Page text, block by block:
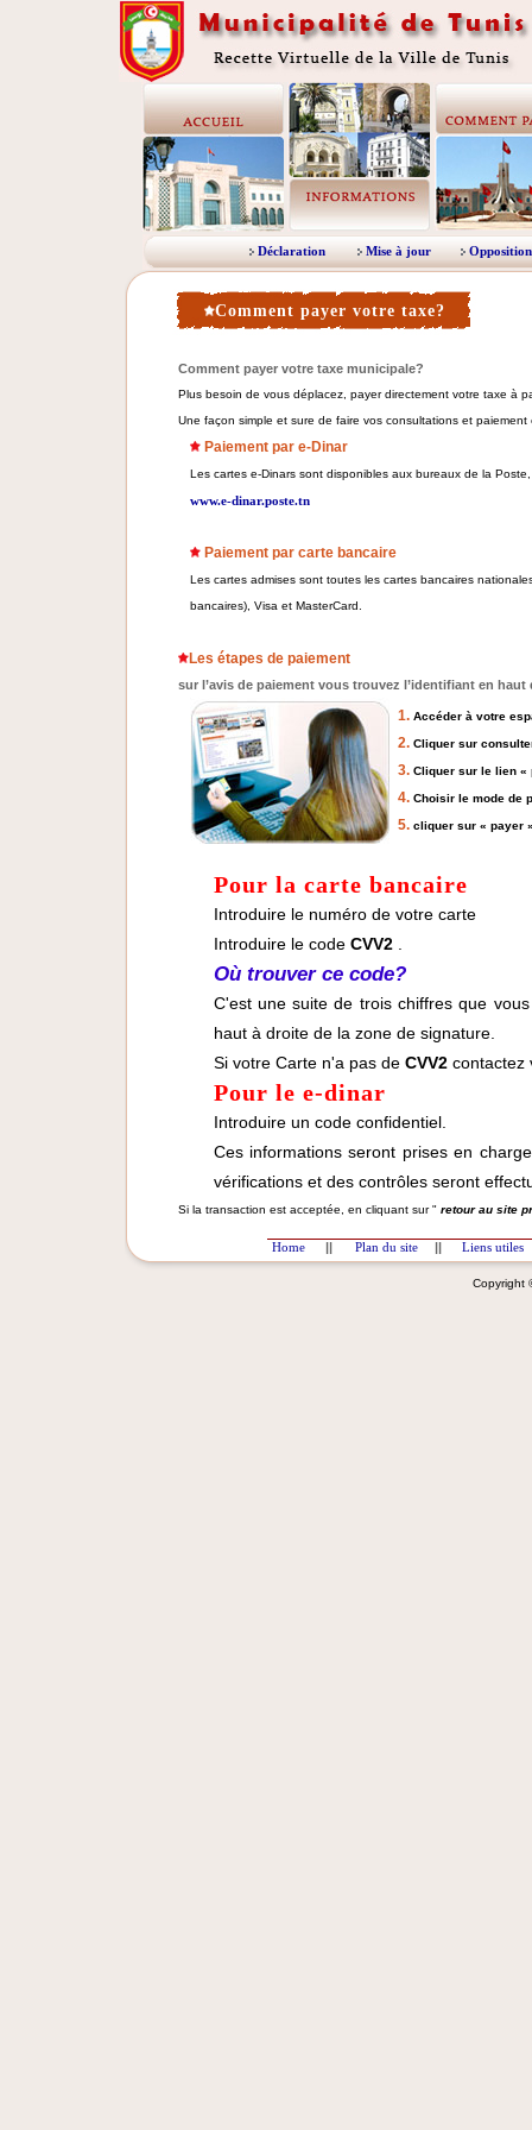
Déclaration Mise à jour Opposition
Comment payer votre taxe?
Comment payer votre taxe municipale?
Plus besoin de vous déplacez, payer directement votre taxe à
Une façon simple et sure de faire vos consultations et
Paiement par e-Dinar
Les cartes e-Dinars sont disponibles aux bureaux de la
www.e-dinar.poste.tn
Paiement par carte bancaire
Les cartes admises sont toutes les cartes bancaires
bancaires), Visa et MasterCard.
Les étapes de paiement
sur l’avis de paiement vous trouvez l’identifiant en haut
1. Accéder à votre
2. Cliquer sur
3. Cliquer sur le lien «
4. Choisir le mode de
5. cliquer sur « payer
Pour la carte bancaire
Introduire le numéro de votre carte
Introduire le code CVV2.
Où trouver ce code?
C'est une suite de trois chiffres que
haut à droite de la zone de signature.
Si votre Carte n'a pas deCVV2contactez
Pour le e-dinar
Introduire un code confidentiel.
Ces informations seront prises en
vérifications et des contrôles seront
Si la transaction est acceptée, en cliquant sur " retour au site
Home || Plan du site || Liens utiles
Copyright